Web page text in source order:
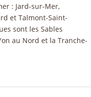
: Jard-sur-Mer,
et Talmont-Saint-
sont les Sables
au Nord et la Tranche-